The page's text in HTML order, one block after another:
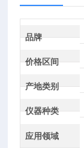
品牌
价格区间
产地类别
仪器种类
应用领域